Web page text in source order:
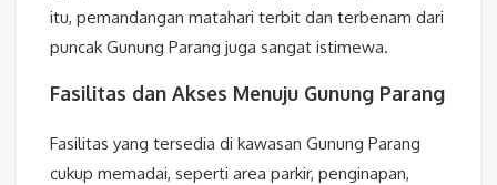
itu, pemandangan matahari terbit dan terbenam dari
puncak Gunung Parang juga sangat istimewa.
Fasilitas dan Akses Menuju Gunung Parang
Fasilitas yang tersedia di kawasan Gunung Parang
cukup memadai, seperti area parkir, penginapan,